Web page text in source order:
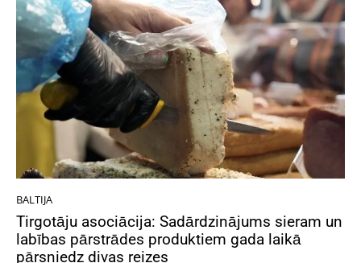
BALTIJA
Tirgotāju asociācija: Sadārdzinājums sieram un
labības pārstrādes produktiem gada laikā
pārsniedz divas reizes